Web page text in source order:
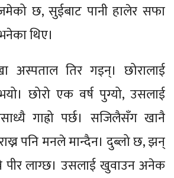
छ, सुईबाट पानी हालेर सफा
थिए।
अस्पताल तिर गइन्। छोरालाई
छोरो एक वर्ष पुग्यो, उसलाई
गाह्रो पर्छ। सजिलैसँग खानै
पनि मनले मान्दैन। दुब्लो छ, झन्
पीर लाग्छ। उसलाई खुवाउन अनेक